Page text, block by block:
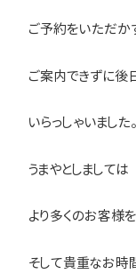
ご予約をいただか
ご案内できずに後
いらっしゃいました。
うまやとしましては
より多くのお客様
そして貴重なお時